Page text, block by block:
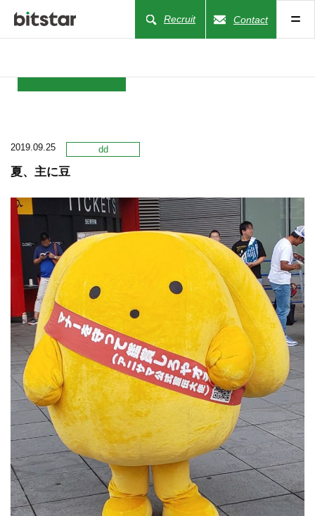
Recruit Contact
COMPANY
BUSINESS
WORKS
ACTION
RECRUIT
STAFF BLOG
CONTACT US
サイトマップ
情報セキュリティ
プライバシーポリシー
2019.09.25 dd
夏、主に豆